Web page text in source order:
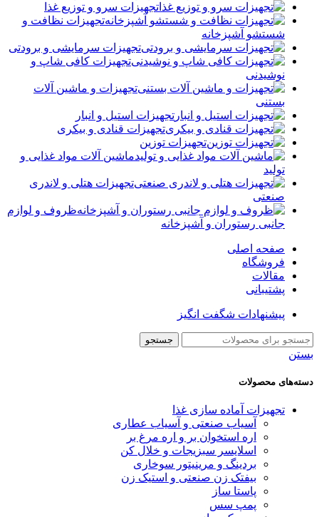
تجهیزات سرو و توزیع غذا
تجهیزات نظافت و
شستشو آشپزخانه
تجهیزات سرمایشی و برودتی
تجهیزات کافی شاپ و
نوشیدنی
تجهیزات و ماشین آلات
بستنی
تجهیزات استیل و انبار
تجهیزات قنادی و بیکری
تجهیزات توزین
ماشین آلات مواد غذایی و
تولید
تجهیزات هتلی و لاندری
صنعتی
ظروف و لوازم
جانبی رستوران و آشپزخانه
صفحه اصلی
فروشگاه
مقالات
پشتیبانی
پیشنهادات شگفت انگیز
جستجو
بستن
دسته‌های محصولات
تجهیزات آماده سازی غذا
آسیاب صنعتی و آسیاب عطاری
اره استخوان بر و اره مرغ بر
اسلایسر سبزیجات و خلال کن
بردینگ و مرینیتور سوخاری
بیفتک زن صنعتی و استیک زن
پاستا ساز
پمپ سس